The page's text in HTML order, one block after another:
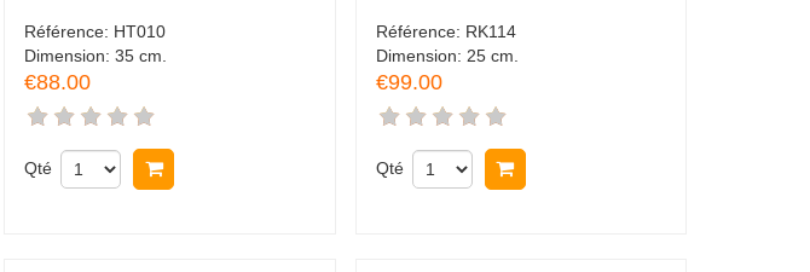
Référence: HT010
Dimension:35 cm.
€88.00
Qté
Référence: RK114
Dimension: 25 cm.
€99.00
Qté